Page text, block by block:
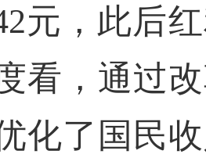
元，此后
看，通过
化了国民